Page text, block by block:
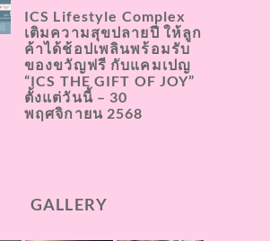
ICS Lifestyle Complex
เติมความสุขปลายปี ให้ลูก
ค้าได้ช้อปเพลินพร้อมรับ
ของขวัญฟรี กับแคมเปญ
“ICS THE GIFT OF JOY”
ตั้งแต่วันนี้ – 30
พฤศจิกายน 2568
GALLERY